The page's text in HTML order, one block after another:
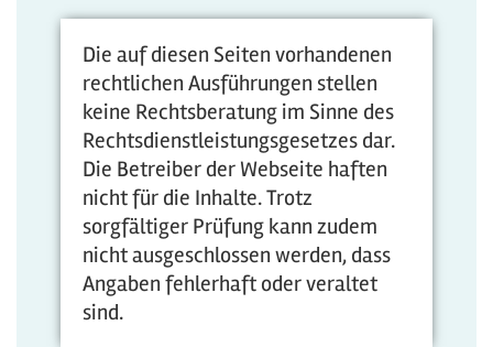
Die auf diesen Seiten vorhandenen
rechtlichen Ausführungen stellen
keine Rechtsberatung im Sinne des
Rechtsdienstleistungsgesetzes dar.
Die Betreiber der Webseite haften
nicht für die Inhalte. Trotz
sorgfältiger Prüfung kann zudem
nicht ausgeschlossen werden, dass
Angaben fehlerhaft oder veraltet
sind.